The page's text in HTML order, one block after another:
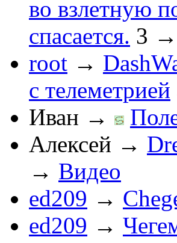
во взлетную
спасается. 3 →
root →
с телеметрией
Иван →
Алексей →
→ Видео
ed209 →
ed209 →